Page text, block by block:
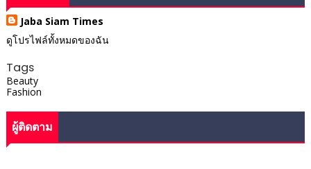
Jaba Siam Times
ดูโปรไฟล์ทั้งหมดของฉัน
Tags
Beauty
Fashion
ผู้ติดตาม